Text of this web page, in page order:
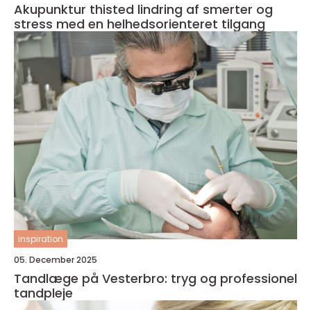
Akupunktur thisted lindring af smerter og
stress med en helhedsorienteret tilgang
inspiration
05. December 2025
Tandlæge på Vesterbro: tryg og professionel
tandpleje